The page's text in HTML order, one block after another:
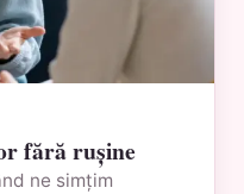
fără rușine
ne simțim